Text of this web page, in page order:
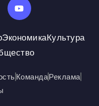
ЭкономикаКультура
КомандаРеклама